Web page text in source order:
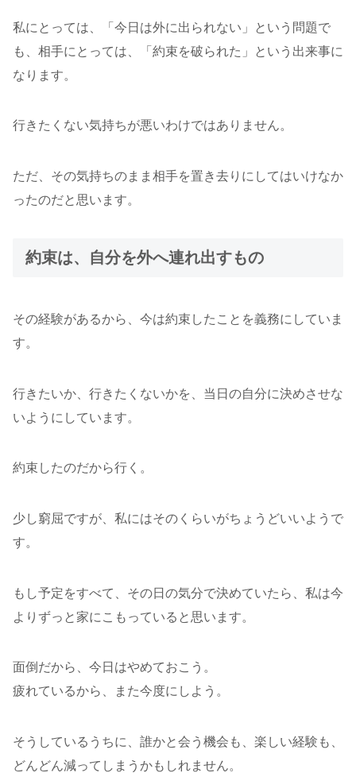
私にとっては、「今日は外に出られない」という問題で
も、相手にとっては、「約束を破られた」という出来事に
なります。
行きたくない気持ちが悪いわけではありません。
ただ、その気持ちのまま相手を置き去りにしてはいけなか
ったのだと思います。
約束は、自分を外へ連れ出すもの
その経験があるから、今は約束したことを義務にしていま
す。
行きたいか、行きたくないかを、当日の自分に決めさせな
いようにしています。
約束したのだから行く。
少し窮屈ですが、私にはそのくらいがちょうどいいようで
す。
もし予定をすべて、その日の気分で決めていたら、私は今
よりずっと家にこもっていると思います。
面倒だから、今日はやめておこう。
疲れているから、また今度にしよう。
そうしているうちに、誰かと会う機会も、楽しい経験も、
どんどん減ってしまうかもしれません。